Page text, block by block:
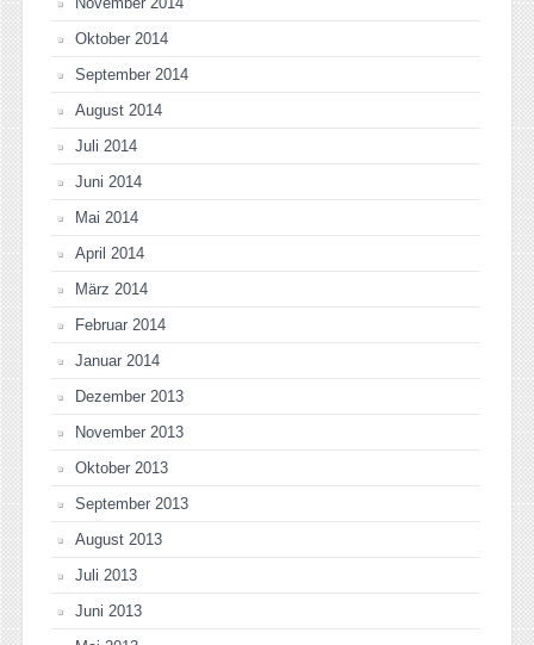
Oktober 2014
September 2014
August 2014
Juli 2014
Juni 2014
Mai 2014
April 2014
März 2014
Februar 2014
Januar 2014
Dezember 2013
November 2013
Oktober 2013
September 2013
August 2013
Juli 2013
Juni 2013